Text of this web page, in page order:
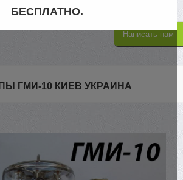
805-4302
Написать нам
БЕСПЛАТНО.
ГМИ-10 КИЕВ УКРАИНА